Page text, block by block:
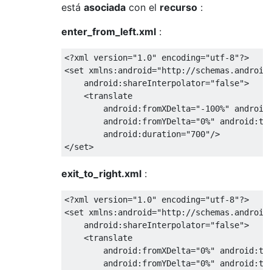
está asociada con el recurso :
enter_from_left.xml :
<?xml version="1.0" encoding="utf-8"?>
<set
xmlns:android="http://
android:shareInterpolator="false">
<translate
android:fromXDelta="-100%"
android:fromYDelta="0%"
android:duration="700"/>
</set>
exit_to_right.xml :
<?xml version="1.0" encoding="utf-8"?>
<set
xmlns:android="http://
android:shareInterpolator="false">
<translate
android:fromXDelta="0%"
android:fromYDelta="0%"